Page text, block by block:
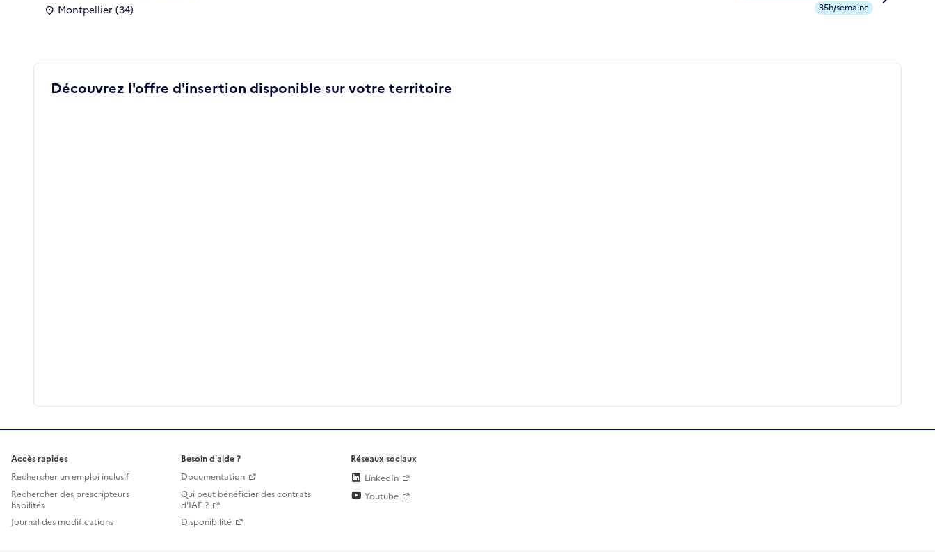
Montpellier (34)
35h/semaine
Découvrez l'offre d'insertion disponible sur votre territoire
Accès rapides
Rechercher un emploi inclusif
Rechercher des prescripteurs
habilités
Journal des modifications
Besoin d'aide ?
Documentation
Qui peut bénéficier des contrats
d'IAE ?
Disponibilité
Réseaux sociaux
LinkedIn
Youtube